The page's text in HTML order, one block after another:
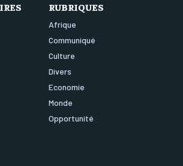
RUBRIQUES
Afrique
Communiqué
Culture
Divers
Economie
Monde
Opportunité